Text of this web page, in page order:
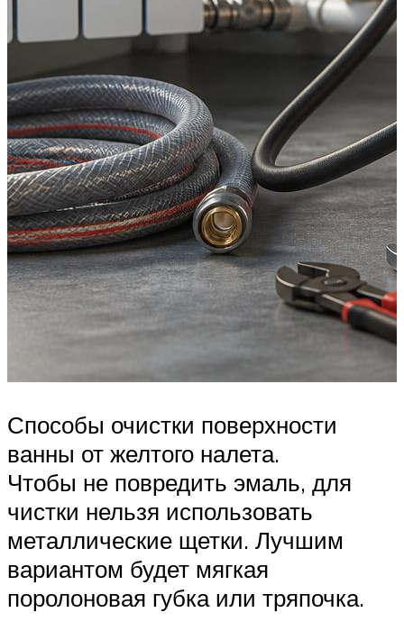
Способы очистки поверхности
ванны от желтого налета.
Чтобы не повредить эмаль, для
чистки нельзя использовать
металлические щетки. Лучшим
вариантом будет мягкая
поролоновая губка или тряпочка.